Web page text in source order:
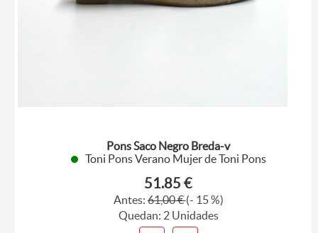
Pons Saco Negro Breda-v
Toni Pons Verano Mujer de Toni Pons
51.85 €
Antes:61,00 €(- 15 %)
Quedan: 2 Unidades